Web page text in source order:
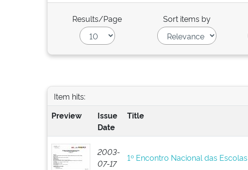
Results/Page Sort items by
Item hits:
Preview
Issue
Date
Title
2003-
07-17
1º Encontro Nacional das